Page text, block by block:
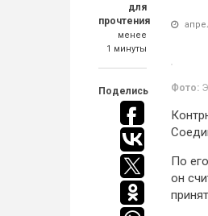
для
прочтения
менее
1 минуты
Поделись Фото:
По
он